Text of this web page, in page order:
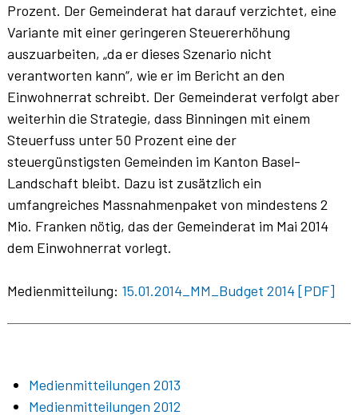
Prozent. Der Gemeinderat hat darauf verzichtet, eine
Variante mit einer geringeren Steuererhöhung
auszuarbeiten, „da er dieses Szenario nicht
verantworten kann“, wie er im Bericht an den
Einwohnerrat schreibt. Der Gemeinderat verfolgt aber
weiterhin die Strategie, dass Binningen mit einem
Steuerfuss unter 50 Prozent eine der
steuergünstigsten Gemeinden im Kanton Basel-
Landschaft bleibt. Dazu ist zusätzlich ein
umfangreiches Massnahmenpaket von mindestens 2
Mio. Franken nötig, das der Gemeinderat im Mai 2014
dem Einwohnerrat vorlegt.
Medienmitteilung: 15.01.2014_MM_Budget 2014 [PDF]
Medienmitteilungen 2013
Medienmitteilungen 2012